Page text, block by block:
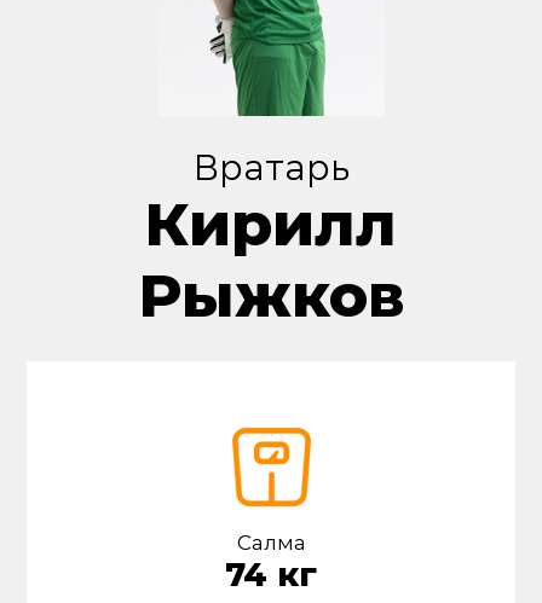
Вратарь
Кирилл
Рыжков
Салмақ
74 кг